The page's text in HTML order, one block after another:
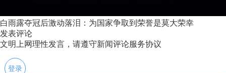
白雨露夺冠后激动落泪：为国家争取到荣誉是莫大荣幸
发表评论
文明上网理性发言，请遵守新闻评论服务协议
登录